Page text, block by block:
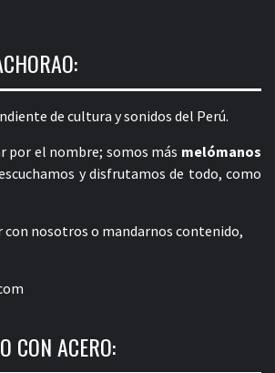
de cultura y sonidos del Perú.
por el nombre; somos más melómanos
y disfrutamos de todo, como
con nosotros o mandarnos contenido,
CON ACERO: